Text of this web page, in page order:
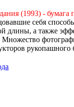
(1993) - бумага
себя
длины, а также